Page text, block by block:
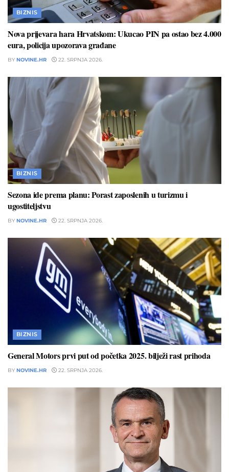
BIZNIS
Nova prijevara hara Hrvatskom: Ukucao PIN pa ostao bez 4.000
eura, policija upozorava građane
BY NOVINE.HR 22. SRPNJA 2026.
BIZNIS
Sezona ide prema planu: Porast zaposlenih u turizmu i
ugostiteljstvu
BY NOVINE.HR 22. SRPNJA 2026.
BIZNIS
General Motors prvi put od početka 2025. bilježi rast prihoda
BY NOVINE.HR 22. SRPNJA 2026.